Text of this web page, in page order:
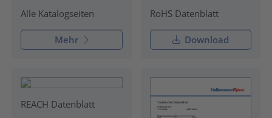
Alle Katalogseiten
Mehr
RoHS Datenblatt
Download
REACH Datenblatt